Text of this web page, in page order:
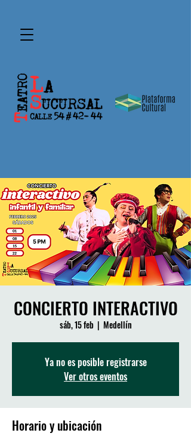
CONCIERTO INTERACTIVO
sáb, 15 feb
  |
Medellín
Ya no es posible registrarse
Ver otros eventos
Horario y ubicación